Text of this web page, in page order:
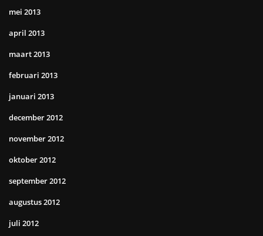
mei 2013
april 2013
maart 2013
februari 2013
januari 2013
december 2012
november 2012
oktober 2012
september 2012
augustus 2012
juli 2012